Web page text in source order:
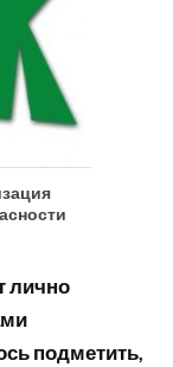
лично
подметить,